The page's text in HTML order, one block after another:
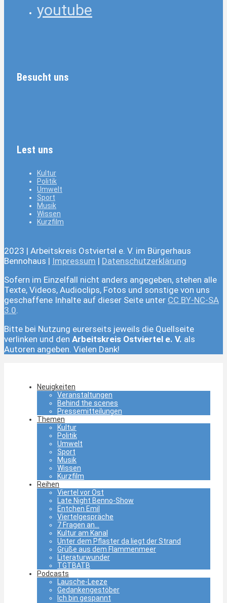
youtube
Besucht uns
Lest uns
Kultur
Politik
Umwelt
Sport
Musik
Wissen
Kurzfilm
2023 | Arbeitskreis Ostviertel e. V. im Bürgerhaus
Bennohaus | Impressum | Datenschutzerklärung
Sofern im Einzelfall nicht anders angegeben, stehen alle
Texte, Videos, Audioclips, Fotos und sonstige von uns
geschaffene Inhalte auf dieser Seite unter CC BY-NC-SA
3.0.
Bitte bei Nutzung eurerseits jeweils die Quellseite
verlinken und den Arbeitskreis Ostviertel e. V. als
Autoren angeben. Vielen Dank!
Neuigkeiten
Veranstaltungen
Behind the scenes
Pressemitteilungen
Themen
Kultur
Politik
Umwelt
Sport
Musik
Wissen
Kurzfilm
Reihen
Viertel vor Ost
Late Night Benno-Show
Entchen Emil
Viertelgespräche
7 Fragen an…
Kultur am Kanal
Unter dem Pflaster da liegt der Strand
Grüße aus dem Flammenmeer
Literaturwunder
TGTBATB
Podcasts
Lausche-Leeze
Gedankengestöber
Ich bin gespannt